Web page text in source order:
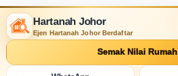
Hartanah Johor
Ejen Hartanah Johor Berdaftar
Semak Nilai Rumah